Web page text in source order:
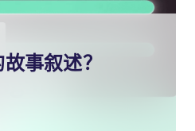
事叙述？